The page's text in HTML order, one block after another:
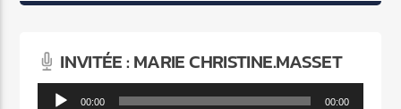
INVITÉE : MARIE CHRISTINE.MASSET
Lecteur 00:00 00:00